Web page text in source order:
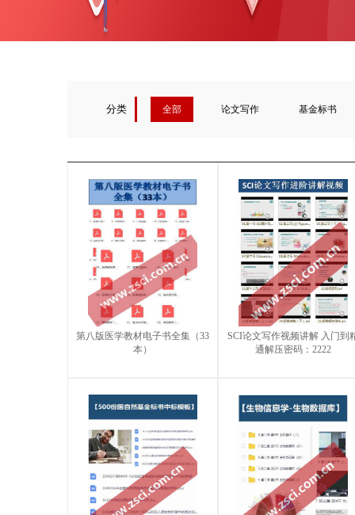
分类 全部 论文写作 基金标书
第八版医学教材电子书全集（33
本）
SCI论文写作视频讲解 入门到
通解压密码：2222